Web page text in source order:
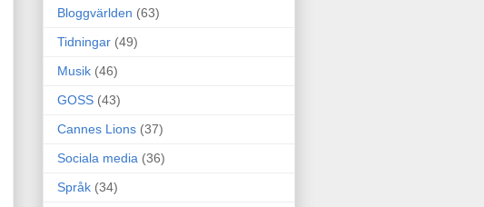
Bloggvärlden (63)
Tidningar (49)
Musik (46)
GOSS (43)
Cannes Lions (37)
Sociala media (36)
Språk (34)